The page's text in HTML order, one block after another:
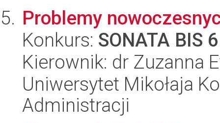
Problemy
Konkurs: SONATA BIS 6
Kierownik: dr Zuzanna
Uniwersytet Mikołaja
Administracji